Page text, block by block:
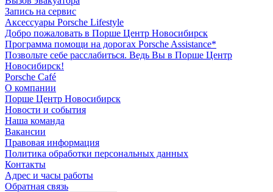
Запись на сервис
Аксессуары Porsche Lifestyle
Добро пожаловать в Порше Центр Новосибирск
Программа помощи на дорогах Porsche Assistance*
Позвольте себе расслабиться. Ведь Вы в Порше Центр
Новосибирск!
Porsche Café
О компании
Порше Центр Новосибирск
Новости и события
Наша команда
Вакансии
Правовая информация
Политика обработки персональных данных
Контакты
Адрес и часы работы
Обратная связь